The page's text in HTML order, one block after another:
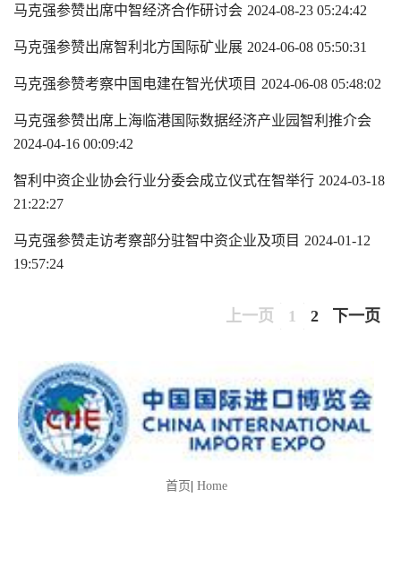
马克强参赞出席中智经济合作研讨会 2024-08-23 05:24:42
马克强参赞出席智利北方国际矿业展 2024-06-08 05:50:31
马克强参赞考察中国电建在智光伏项目 2024-06-08 05:48:02
马克强参赞出席上海临港国际数据经济产业园智利推介会
2024-04-16 00:09:42
智利中资企业协会行业分委会成立仪式在智举行 2024-03-18
21:22:27
马克强参赞走访考察部分驻智中资企业及项目 2024-01-12
19:57:24
上一页 1 2 下一页
首页| Home